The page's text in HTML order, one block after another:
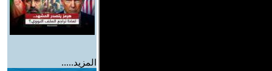
المزيد.....